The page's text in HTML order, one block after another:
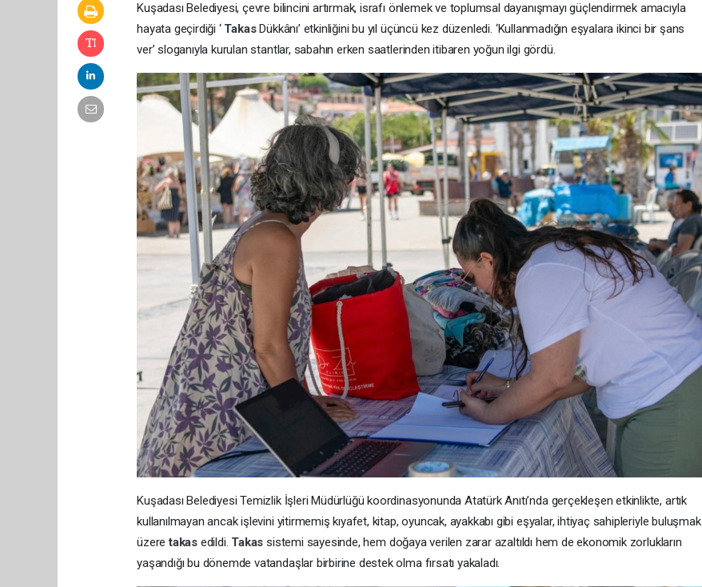
Kuşadası Belediyesi, çevre bilincini artırmak, israfı önlemek ve toplumsal dayanışmayı güçlendirmek amacıyla
hayata geçirdiği ‘ TakasDükkânı’ etkinliğini bu yıl üçüncü kez düzenledi. ‘Kullanmadığın eşyalara ikinci bir şans
ver’ sloganıyla kurulan stantlar, sabahın erken saatlerinden itibaren yoğun ilgi gördü.
Kuşadası Belediyesi Temizlik İşleri Müdürlüğü koordinasyonunda Atatürk Anıtı’nda gerçekleşen etkinlikte, artık
kullanılmayan ancak işlevini yitirmemiş kıyafet, kitap, oyuncak, ayakkabı gibi eşyalar, ihtiyaç sahipleriyle buluşmak
üzeretakas edildi. Takassistemi sayesinde, hem doğaya verilen zarar azaltıldı hem de ekonomik zorlukların
yaşandığı bu dönemde vatandaşlar birbirine destek olma fırsatı yakaladı.